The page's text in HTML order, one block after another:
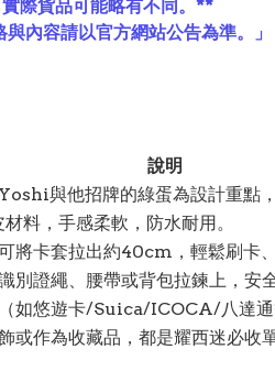
際貨品可能略有不同。**
與內容請以官方網站公告為準。」
說明
與他招牌的綠蛋為設計重點
料，手感柔軟，防水耐用。
將卡套拉出約40cm，輕鬆刷卡、
別證繩、腰帶或背包拉鍊上，安
如悠遊卡/Suica/ICOCA/八達通
或作為收藏品，都是耀西迷必收單